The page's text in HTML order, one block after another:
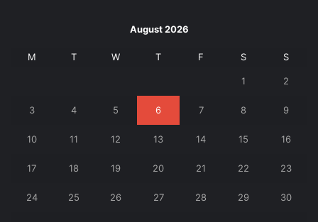
August 2026
M T W T F S S
1 2
3 4 5 6 7 8 9
10 11 12 13 14 15 16
17 18 19 20 21 22 23
24 25 26 27 28 29 30